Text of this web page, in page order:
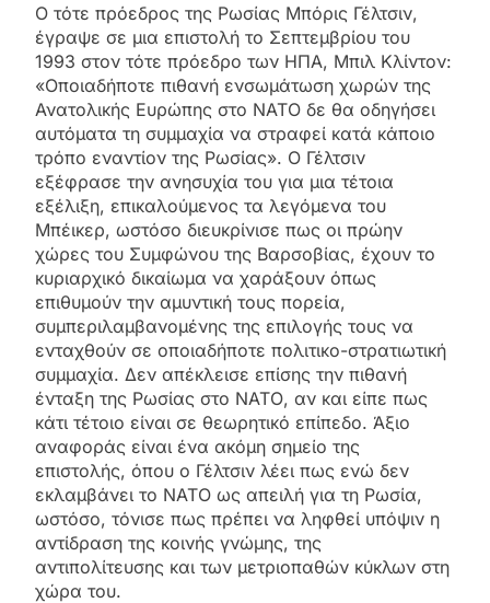
Ο τότε πρόεδρος της Ρωσίας Μπόρις Γέλτσιν,
έγραψε σε μια επιστολή το Σεπτεμβρίου του
1993 στον τότε πρόεδρο των ΗΠΑ, Μπιλ Κλίντον:
«Οποιαδήποτε πιθανή ενσωμάτωση χωρών της
Ανατολικής Ευρώπης στο ΝΑΤΟ δε θα οδηγήσει
αυτόματα τη συμμαχία να στραφεί κατά κάποιο
τρόπο εναντίον της Ρωσίας». Ο Γέλτσιν
εξέφρασε την ανησυχία του για μια τέτοια
εξέλιξη, επικαλούμενος τα λεγόμενα του
Μπέικερ, ωστόσο διευκρίνισε πως οι πρώην
χώρες του Συμφώνου της Βαρσοβίας, έχουν το
κυριαρχικό δικαίωμα να χαράξουν όπως
επιθυμούν την αμυντική τους πορεία,
συμπεριλαμβανομένης της επιλογής τους να
ενταχθούν σε οποιαδήποτε πολιτικο-στρατιωτική
συμμαχία. Δεν απέκλεισε επίσης την πιθανή
ένταξη της Ρωσίας στο ΝΑΤΟ, αν και είπε πως
κάτι τέτοιο είναι σε θεωρητικό επίπεδο. Άξιο
αναφοράς είναι ένα ακόμη σημείο της
επιστολής, όπου ο Γέλτσιν λέει πως ενώ δεν
εκλαμβάνει το ΝΑΤΟ ως απειλή για τη Ρωσία,
ωστόσο, τόνισε πως πρέπει να ληφθεί υπόψιν η
αντίδραση της κοινής γνώμης, της
αντιπολίτευσης και των μετριοπαθών κύκλων στη
χώρα του.